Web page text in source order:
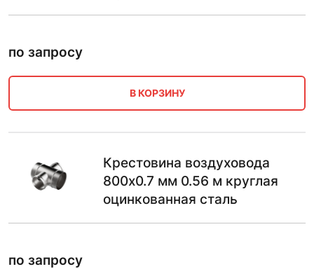
по запросу
В КОРЗИНУ
Крестовина воздуховода
800х0.7 мм 0.56 м круглая
оцинкованная сталь
по запросу